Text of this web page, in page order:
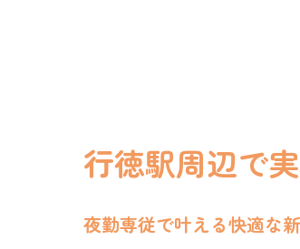
行徳駅周辺で
夜勤専従で叶える快適な